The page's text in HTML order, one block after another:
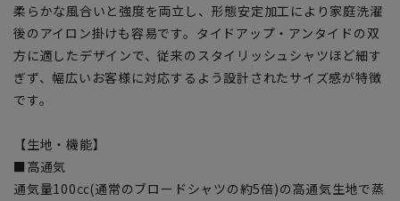
柔らかな風合いと強度を両立し、形態安定加工により家庭洗濯
後のアイロン掛けも容易です。タイドアップ・アンタイドの双
方に適したデザインで、従来のスタイリッシュシャツほど細す
ぎず、幅広いお客様に対応するよう設計されたサイズ感が特徴
です。
【生地・機能】
■高通気
通気量100㏄(通常のブロードシャツの約5倍)の高通気生地で蒸